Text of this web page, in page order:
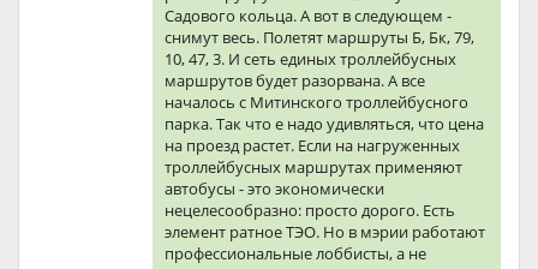
Садового кольца. А вот в следующем -
снимут весь. Полетят маршруты Б, Бк, 79,
10, 47, 3. И сеть единых троллейбусных
маршрутов будет разорвана. А все
началось с Митинского троллейбусного
парка. Так что е надо удивляться, что цена
на проезд растет. Если на нагруженных
троллейбусных маршрутах применяют
автобусы - это экономически
нецелесообразно: просто дорого. Есть
элемент ратное ТЭО. Но в мэрии работают
профессиональные лоббисты, а не